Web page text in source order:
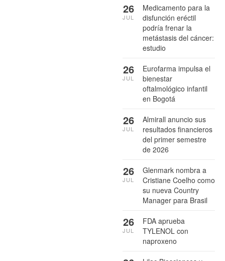
Medicamento para la
disfunción eréctil
podría frenar la
metástasis del cáncer:
estudio
26
JUL
Eurofarma impulsa el
bienestar
oftalmológico infantil
en Bogotá
26
JUL
Almirall anuncio sus
resultados financieros
del primer semestre
de 2026
26
JUL
Glenmark nombra a
Cristiane Coelho como
su nueva Country
Manager para Brasil
26
JUL
FDA aprueba
TYLENOL con
naproxeno
26
JUL